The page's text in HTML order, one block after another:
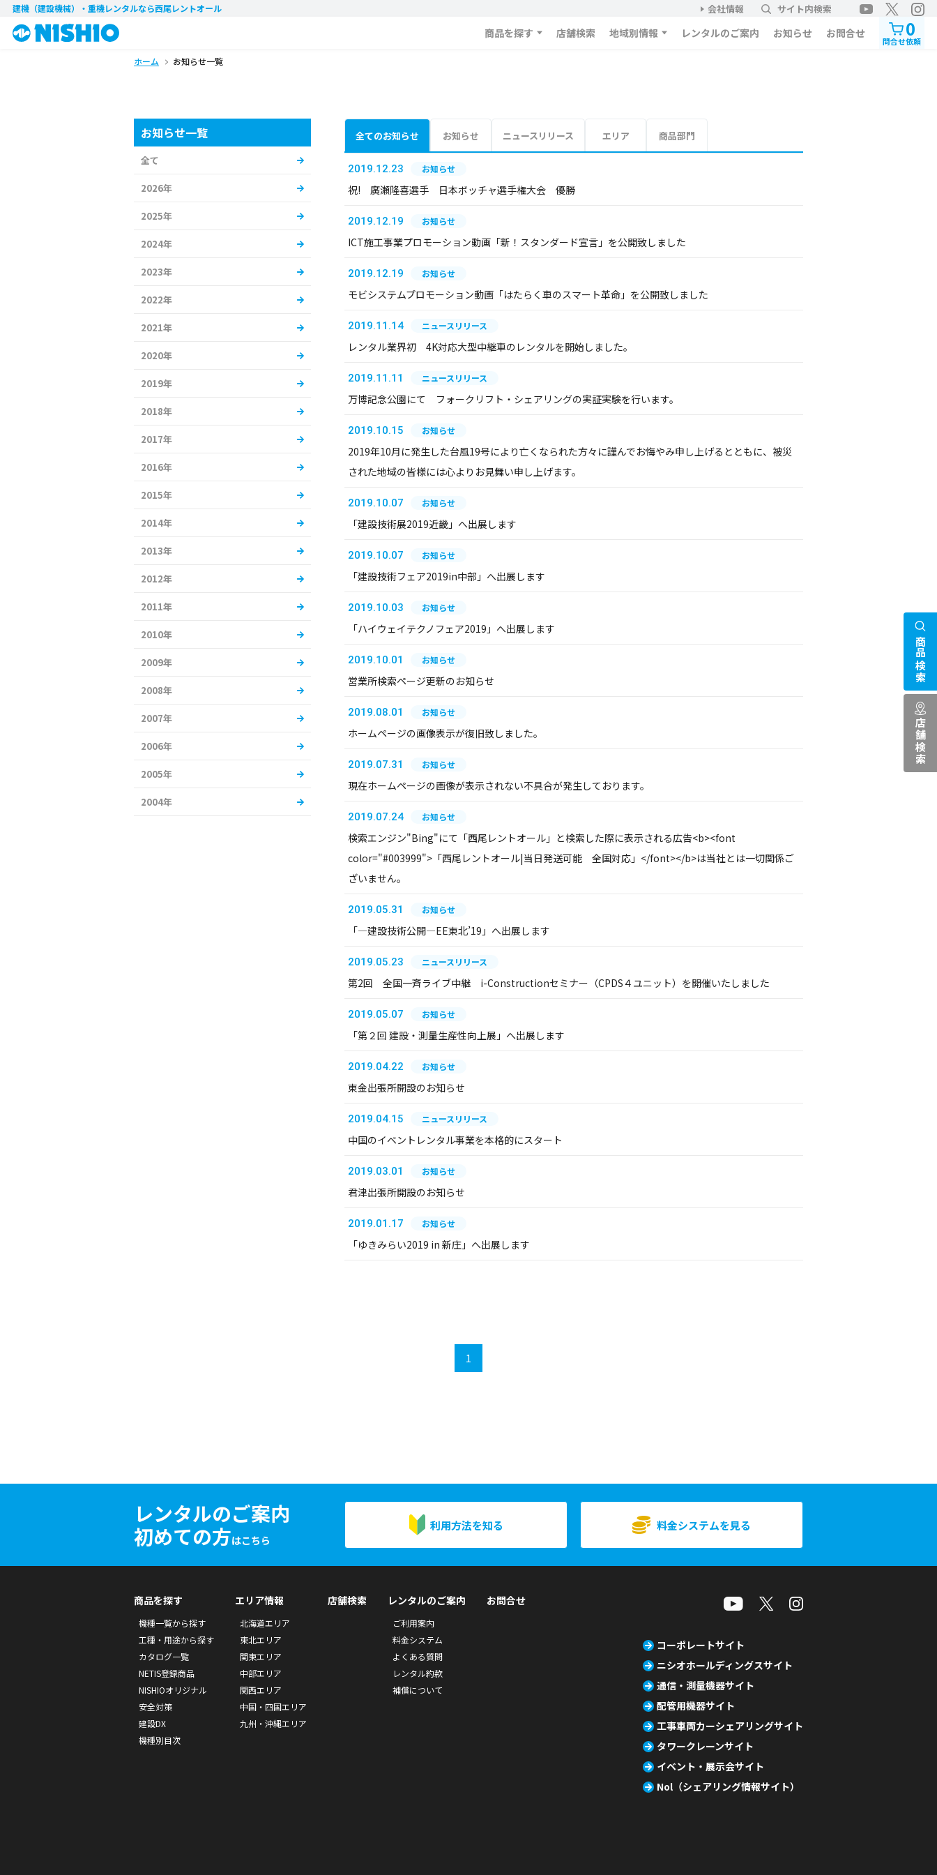
建機（建設機械）・重機レンタルなら西尾レントオール 会社情報 サイト内検索
商品を探す 店舗検索 地域別情報 レンタルのご案内 お知らせ お問合せ 0
問合せ依頼
ホーム お知らせ一覧
全てのお知らせ お知らせ ニュースリリース エリア 商品部門
2019.12.23 お知らせ
祝! 廣瀬隆喜選手 日本ボッチャ選手権大会 優勝
2019.12.19 お知らせ
ICT施工事業プロモーション動画「新！スタンダード宣言」を公開致しました
2019.12.19 お知らせ
モビシステムプロモーション動画「はたらく車のスマート革命」を公開致しました
2019.11.14 ニュースリリース
レンタル業界初 4K対応大型中継車のレンタルを開始しました。
2019.11.11 ニュースリリース
万博記念公園にて フォークリフト・シェアリングの実証実験を行います。
2019.10.15 お知らせ
2019年10月に発生した台風19号により亡くなられた方々に謹んでお悔やみ申し上げるとともに、被災
された地域の皆様には心よりお見舞い申し上げます。
2019.10.07 お知らせ
「建設技術展2019近畿」へ出展します
2019.10.07 お知らせ
「建設技術フェア2019in中部」へ出展します
2019.10.03 お知らせ
「ハイウェイテクノフェア2019」へ出展します
2019.10.01 お知らせ
営業所検索ページ更新のお知らせ
2019.08.01 お知らせ
ホームページの画像表示が復旧致しました。
2019.07.31 お知らせ
現在ホームページの画像が表示されない不具合が発生しております。
2019.07.24 お知らせ
検索エンジン"Bing"にて「西尾レントオール」と検索した際に表示される広告<b><font
color="#003999">「西尾レントオール|当日発送可能 全国対応」</font></b>は当社とは一切関係ご
ざいません。
2019.05.31 お知らせ
「―建設技術公開―EE東北’19」へ出展します
2019.05.23 ニュースリリース
第2回 全国一斉ライブ中継 i-Constructionセミナー（CPDS４ユニット）を開催いたしました
2019.05.07 お知らせ
「第２回 建設・測量生産性向上展」へ出展します
2019.04.22 お知らせ
東金出張所開設のお知らせ
2019.04.15 ニュースリリース
中国のイベントレンタル事業を本格的にスタート
2019.03.01 お知らせ
君津出張所開設のお知らせ
2019.01.17 お知らせ
「ゆきみらい2019 in 新庄」へ出展します
1
お知らせ一覧
全て
2026年
2025年
2024年
2023年
2022年
2021年
2020年
2019年
2018年
2017年
2016年
2015年
2014年
2013年
2012年
2011年
2010年
2009年
2008年
2007年
2006年
2005年
2004年
レンタルのご案内
初めての方はこちら
利用方法を知る 料金システムを見る
商品検索
店舗検索
商品を探す
機種一覧から探す
工種・用途から探す
カタログ一覧
NETIS登録商品
NISHIOオリジナル
安全対策
建設DX
機種別目次
エリア情報
北海道エリア
東北エリア
関東エリア
中部エリア
関西エリア
中国・四国エリア
九州・沖縄エリア
店舗検索 レンタルのご案内
ご利用案内
料金システム
よくある質問
レンタル約款
補償について
お問合せ
コーポレートサイト
ニシオホールディングスサイト
通信・測量機器サイト
配管用機器サイト
工事車両カーシェアリングサイト
タワークレーンサイト
イベント・展示会サイト
Nol（シェアリング情報サイト）